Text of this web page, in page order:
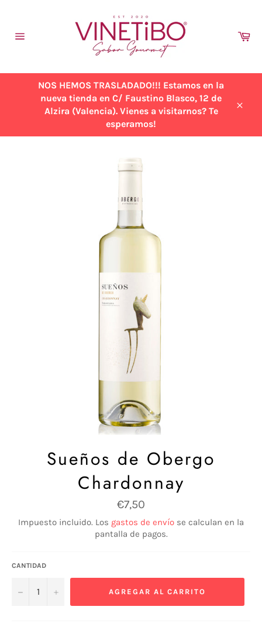
NOS HEMOS TRASLADADO!!! Estamos en la
nueva tienda en C/ Faustino Blasco, 12 de
Alzira (Valencia). Vienes a visitarnos? Te
esperamos!
Sueños de Obergo
Chardonnay
Precio
habitual
€7,50
Impuesto incluido. Los gastos de envío se calculan en la
pantalla de pagos.
CANTIDAD
− + AGREGAR AL CARRITO